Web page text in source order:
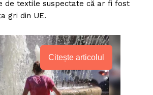
de textile suspectate că ar fi fost
gri din UE.
Citește articolul